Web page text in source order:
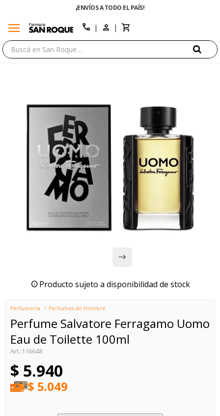
¡ENVÍOS A TODO EL PAÍS!
menu call
Producto sujeto a disponibilidad de stock
Perfumería Perfumes de Hombre
Perfume Salvatore Ferragamo Uomo
Eau de Toilette 100ml
116648
$ 5.940
$ 5.049
close